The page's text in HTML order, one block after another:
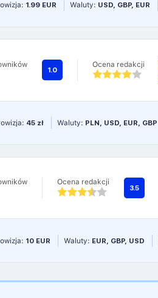
1.99 EUR Waluty: USD, GBP, EUR
1.0
Ocena redakcji
45 zł Waluty: PLN, USD, EUR, GBP
Ocena redakcji
3.5
10 EUR Waluty: EUR, GBP, USD